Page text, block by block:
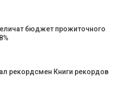
бюджет прожиточного
рекордсмен Книги рекордов